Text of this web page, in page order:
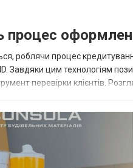
роблячи процес
Завдяки цим технологіям
перевірки клієнтів.